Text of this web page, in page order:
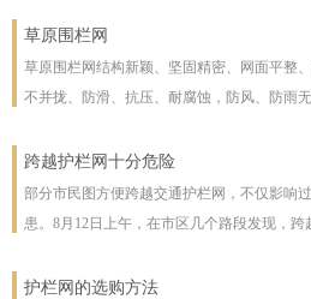
彻底改善了脚手架技术
草原围栏网
草原围栏网结构新颖、坚固精密、网面平整
不并拢、防滑、抗压、耐腐蚀，防风、防雨
受压力也不至发生松动变形现象。该产品防
等特点，具有一般钢丝网都不具备的优点。
缺点，一次安装永不松动，是保护草牧场、
跨越护栏网十分危险
部分市民图方便跨越交通护栏网，不仅影响
患。8月12日上午，在市区几个路段发现，
护栏网，东西过往的车辆从其身旁疾驰而过
护栏网的选购方法